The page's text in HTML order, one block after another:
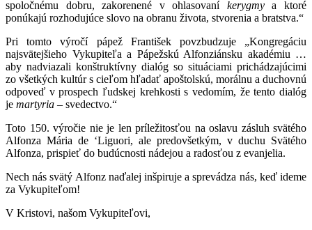
spoločnému dobru, zakorenené v ohlasovaní kerygmya ktoré
ponúkajú rozhodujúce slovo na obranu života, stvorenia a bratstva.“
Pri tomto výročí pápež František povzbudzuje „Kongregáciu
najsvätejšieho Vykupiteľa a Pápežskú Alfonziánsku akadémiu …
aby nadviazali konštruktívny dialóg so situáciami prichádzajúcimi
zo všetkých kultúr s cieľom hľadať apoštolskú, morálnu a duchovnú
odpoveď v prospech ľudskej krehkosti s vedomím, že tento dialóg
je martyria – svedectvo.“
Toto 150. výročie nie je len príležitosťou na oslavu zásluh svätého
Alfonza Mária de ‘Liguori, ale predovšetkým, v duchu Svätého
Alfonza, prispieť do budúcnosti nádejou a radosťou z evanjelia.
Nech nás svätý Alfonz naďalej inšpiruje a sprevádza nás, keď ideme
za Vykupiteľom!
V Kristovi, našom Vykupiteľovi,